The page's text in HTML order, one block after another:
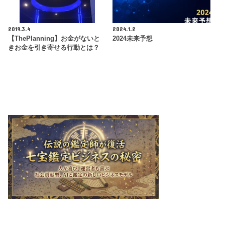
2019.3.4
【ThePlanning】お金がないと
きお金を引き寄せる行動とは？
2024.1.2
2024未来予想